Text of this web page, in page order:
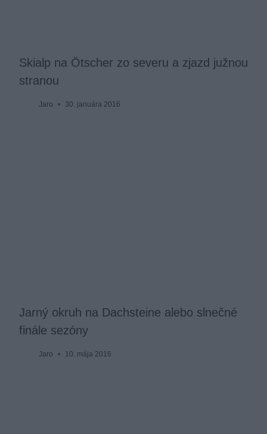
Skialp na Ötscher zo severu a zjazd južnou
stranou
Jaro 30. januára 2016
Jarný okruh na Dachsteine alebo slnečné
finále sezóny
Jaro 10. mája 2016